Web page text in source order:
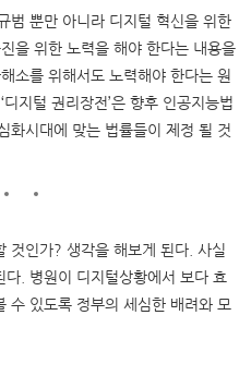
범 뿐만 아니라 디지털 혁신을 위한
을 위한 노력을 해야 한다는 내용을
소를 위해서도 노력해야 한다는 원
지털 권리장전’은 향후 인공지능법
화시대에 맞는 법률들이 제정 될 것
것인가? 생각을 해보게 된다. 사실
. 병원이 디지털상황에서 보다 효
수 있도록 정부의 세심한 배려와 모